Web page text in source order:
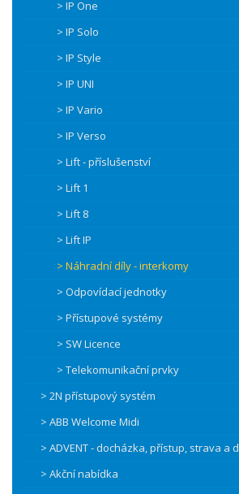
> IP One
> IP Solo
> IP Style
> IP UNI
> IP Vario
> IP Verso
> Lift - příslušenství
> Lift 1
> Lift 8
> Lift IP
> Náhradní díly - interkomy
> Odpovídací jednotky
> Přístupové systémy
> SW Licence
> Telekomunikační prvky
> 2N přístupový systém
> ABB Welcome Midi
> ADVENT - docházka, přístup, strava a
> Akční nabídka